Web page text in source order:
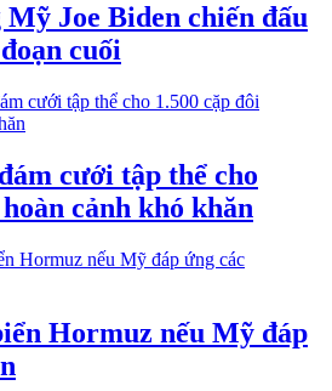
Joe Biden chiến đấu
cuối
cưới tập thể cho
cảnh khó khăn
Hormuz nếu Mỹ đáp